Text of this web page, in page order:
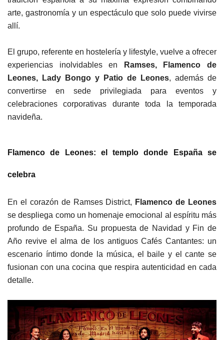
arte, gastronomía y un espectáculo que solo puede vivirse
allí.
El grupo, referente en hostelería y lifestyle, vuelve a ofrecer
experiencias inolvidables en
Ramses, Flamenco de
Leones, Lady Bongo y Patio de Leones, además de
convertirse en sede privilegiada para eventos y
celebraciones corporativas durante toda la temporada
navideña.
Flamenco de Leones: el templo donde España se
celebra
En el corazón de Ramses District, Flamenco de Leones
se despliega como un homenaje emocional al espíritu más
profundo de España. Su propuesta de Navidad y Fin de
Año revive el alma de los antiguos Cafés Cantantes: un
escenario íntimo donde la música, el baile y el cante se
fusionan con una cocina que respira autenticidad en cada
detalle.